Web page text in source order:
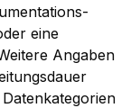
eine
Angaben